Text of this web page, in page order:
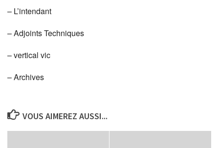
– L’intendant
– Adjoints Techniques
– vertical vic
– Archives
VOUS AIMEREZ AUSSI...